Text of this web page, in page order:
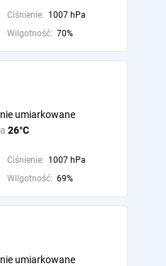
Ciśnienie: 1007 hPa
Wilgotność: 70%
26°C
umiarkowane
Ciśnienie: 1007 hPa
Wilgotność: 69%
umiarkowane